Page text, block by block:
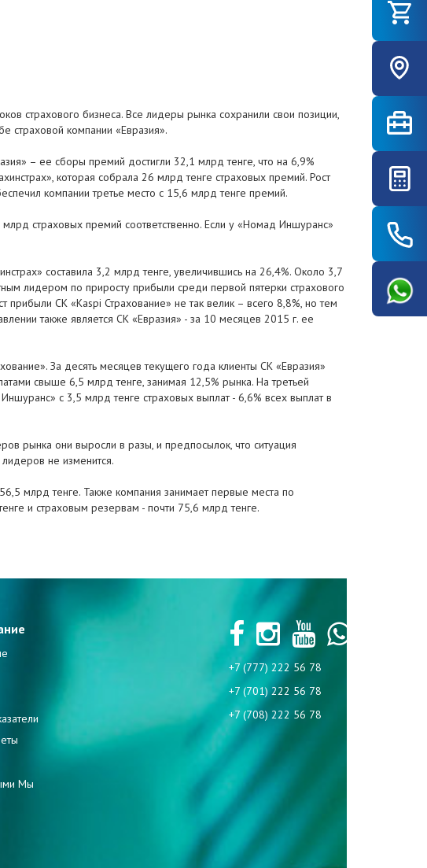
страхового бизнеса. Все лидеры рынка сохранили свои позиции,
страховой компании «Евразия».
– ее сборы премий достигли 32,1 млрд тенге, что на 6,9%
которая собрала 26 млрд тенге страховых премий. Рост
компании третье место с 15,6 млрд тенге премий.
страховых премий соответственно. Если у «Номад Иншуранс»
составила 3,2 млрд тенге, увеличившись на 26,4%. Около 3,7
лидером по приросту прибыли среди первой пятерки страхового
СК «Kaspi Страхование» не так велик – всего 8,8%, но тем
также является СК «Евразия» - за 10 месяцев 2015 г. ее
За десять месяцев текущего года клиенты СК «Евразия»
свыше 6,5 млрд тенге, занимая 12,5% рынка. На третьей
с 3,5 млрд тенге страховых выплат - 6,6% всех выплат в
рынка они выросли в разы, и предпосылок, что ситуация
не изменится.
млрд тенге. Также компания занимает первые места по
и страховым резервам - почти 75,6 млрд тенге.
Мы
+7 (777) 222 56 78
+7 (701) 222 56 78
+7 (708) 222 56 78